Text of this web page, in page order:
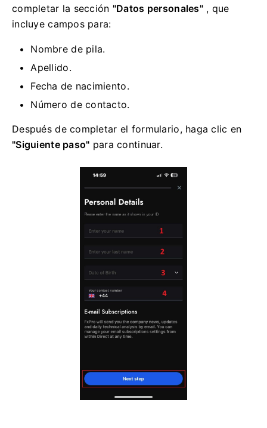
completar la sección "Datos personales", que
incluye campos para:
Nombre de pila.
Apellido.
Fecha de nacimiento.
Número de contacto.
Después de completar el formulario, haga clic en
"Siguiente paso" para continuar.